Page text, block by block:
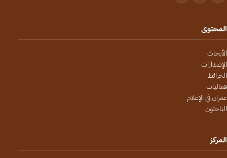
المحتوى
الأبحاث
الإصدارات
الخرائط
فعاليات
عمران في الإعلام
الباحثون
المركز